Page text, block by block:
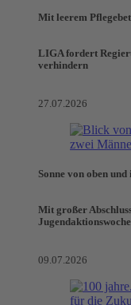
Mit leerem
LIGA fordert
verhindern
27.07.2026
Sonne von oben
Mit großer
09.07.2026